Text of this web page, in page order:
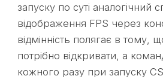
запуску по суті аналогічний
відображення FPS через
відмінність полягає в тому,
потрібно відкривати, а
кожного разу при запуску